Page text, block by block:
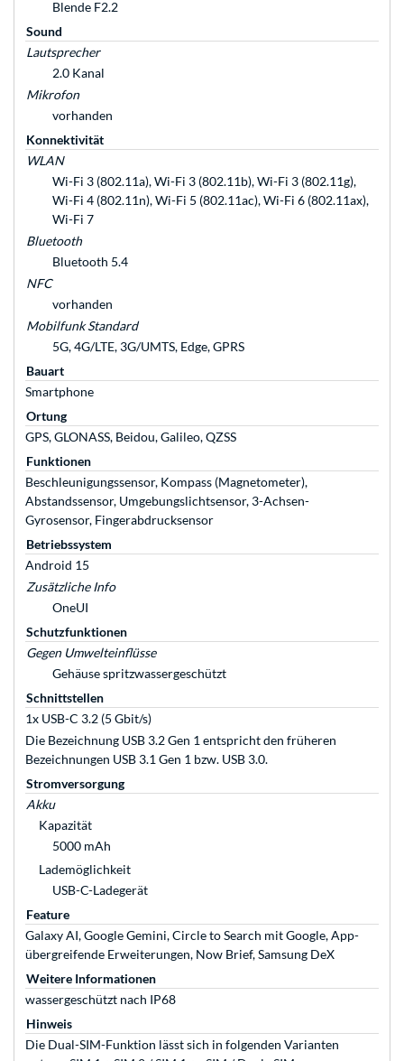
Blende F2.2
Sound
Lautsprecher
2.0 Kanal
Mikrofon
vorhanden
Konnektivität
WLAN
Wi-Fi 3 (802.11a), Wi-Fi 3 (802.11b), Wi-Fi 3 (802.11g),
Wi-Fi 4 (802.11n), Wi-Fi 5 (802.11ac), Wi-Fi 6 (802.11ax),
Wi-Fi 7
Bluetooth
Bluetooth 5.4
NFC
vorhanden
Mobilfunk Standard
5G, 4G/LTE, 3G/UMTS, Edge, GPRS
Bauart
Smartphone
Ortung
GPS, GLONASS, Beidou, Galileo, QZSS
Funktionen
Beschleunigungssensor, Kompass (Magnetometer),
Abstandssensor, Umgebungslichtsensor, 3-Achsen-
Gyrosensor, Fingerabdrucksensor
Betriebssystem
Android 15
Zusätzliche Info
OneUI
Schutzfunktionen
Gegen Umwelteinflüsse
Gehäuse spritzwassergeschützt
Schnittstellen
1x USB-C 3.2 (5 Gbit/s)
Die Bezeichnung USB 3.2 Gen 1 entspricht den früheren
Bezeichnungen USB 3.1 Gen 1 bzw. USB 3.0.
Stromversorgung
Akku
Kapazität
5000 mAh
Lademöglichkeit
USB-C-Ladegerät
Feature
Galaxy AI, Google Gemini, Circle to Search mit Google, App-
übergreifende Erweiterungen, Now Brief, Samsung DeX
Weitere Informationen
wassergeschützt nach IP68
Hinweis
Die Dual-SIM-Funktion lässt sich in folgenden Varianten